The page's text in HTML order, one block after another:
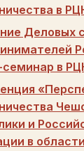
в
Деловых
семинар в
и
в